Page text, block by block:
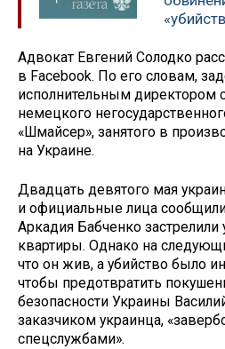
Адвокат Евгений Солодко
в Facebook. По его словам,
исполнительным директором
немецкого
«Шмайсер», занятого в
на Украине.
Двадцать девятого мая
и официальные лица
Аркадия Бабченко
квартиры. Однако на
что он жив, а убийство было
чтобы предотвратить
безопасности Украины
заказчиком украинца,
спецслужбами».